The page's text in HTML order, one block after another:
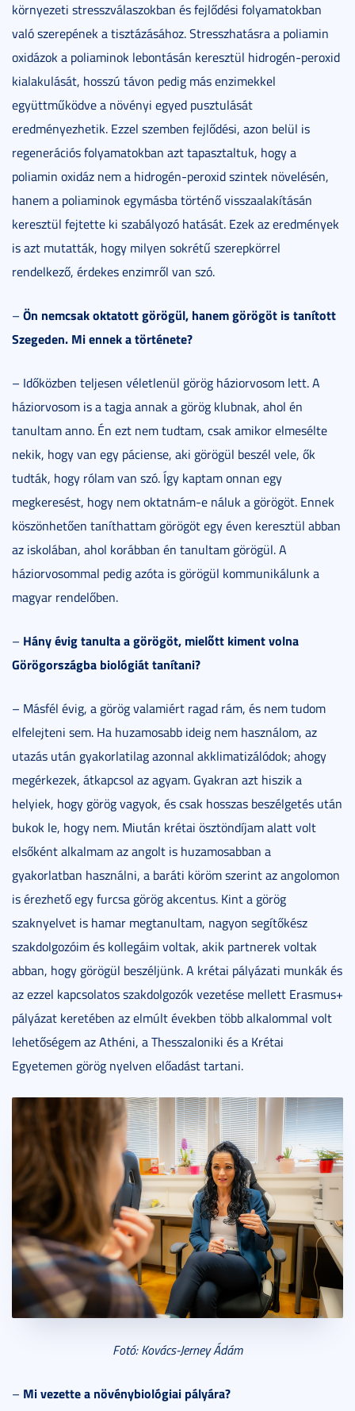
környezeti stresszválaszokban és fejlődési folyamatokban
való szerepének a tisztázásához. Stresszhatásra a poliamin
oxidázok a poliaminok lebontásán keresztül hidrogén-peroxid
kialakulását, hosszú távon pedig más enzimekkel
együttműködve a növényi egyed pusztulását
eredményezhetik. Ezzel szemben fejlődési, azon belül is
regenerációs folyamatokban azt tapasztaltuk, hogy a
poliamin oxidáz nem a hidrogén-peroxid szintek növelésén,
hanem a poliaminok egymásba történő visszaalakításán
keresztül fejtette ki szabályozó hatását. Ezek az eredmények
is azt mutatták, hogy milyen sokrétű szerepkörrel
rendelkező, érdekes enzimről van szó.
– Ön nemcsak oktatott görögül, hanem görögöt is tanított
Szegeden. Mi ennek a története?
– Időközben teljesen véletlenül görög háziorvosom lett. A
háziorvosom is a tagja annak a görög klubnak, ahol én
tanultam anno. Én ezt nem tudtam, csak amikor elmesélte
nekik, hogy van egy páciense, aki görögül beszél vele, ők
tudták, hogy rólam van szó. Így kaptam onnan egy
megkeresést, hogy nem oktatnám-e náluk a görögöt. Ennek
köszönhetően taníthattam görögöt egy éven keresztül abban
az iskolában, ahol korábban én tanultam görögül. A
háziorvosommal pedig azóta is görögül kommunikálunk a
magyar rendelőben.
– Hány évig tanulta a görögöt, mielőtt kiment volna
Görögországba biológiát tanítani?
– Másfél évig, a görög valamiért ragad rám, és nem tudom
elfelejteni sem. Ha huzamosabb ideig nem használom, az
utazás után gyakorlatilag azonnal akklimatizálódok; ahogy
megérkezek, átkapcsol az agyam. Gyakran azt hiszik a
helyiek, hogy görög vagyok, és csak hosszas beszélgetés után
bukok le, hogy nem. Miután krétai ösztöndíjam alatt volt
elsőként alkalmam az angolt is huzamosabban a
gyakorlatban használni, a baráti köröm szerint az angolomon
is érezhető egy furcsa görög akcentus. Kint a görög
szaknyelvet is hamar megtanultam, nagyon segítőkész
szakdolgozóim és kollegáim voltak, akik partnerek voltak
abban, hogy görögül beszéljünk. A krétai pályázati munkák és
az ezzel kapcsolatos szakdolgozók vezetése mellett Erasmus+
pályázat keretében az elmúlt években több alkalommal volt
lehetőségem az Athéni, a Thesszaloniki és a Krétai
Egyetemen görög nyelven előadást tartani.
Fotó: Kovács-Jerney Ádám
– Mi vezette a növénybiológiai pályára?